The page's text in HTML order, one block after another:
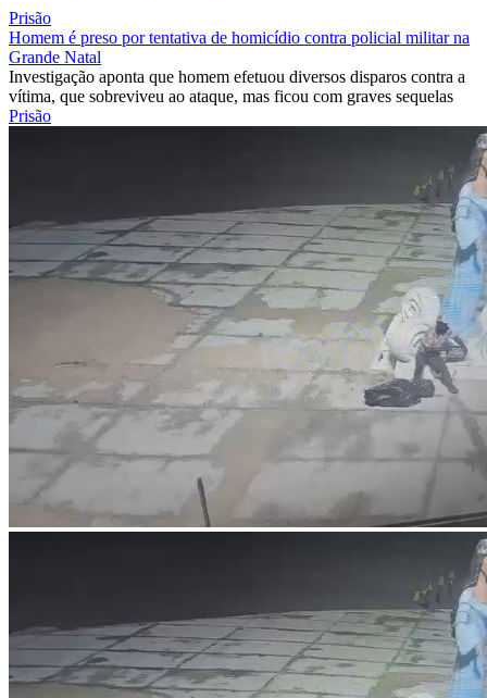
Prisão
Homem é preso por tentativa de homicídio contra policial militar na
Grande Natal
Investigação aponta que homem efetuou diversos disparos contra a
vítima, que sobreviveu ao ataque, mas ficou com graves sequelas
Prisão